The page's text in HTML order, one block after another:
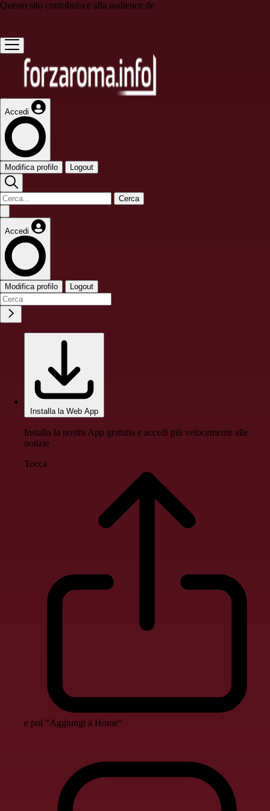
Questo sito contribuisce alla audience de
Accedi
Modifica profilo Logout
Cerca
Accedi
Modifica profilo Logout
Installa la Web App
Installa la nostra App gratuita e accedi più velocemente alle
notizie
Tocca
e poi "Aggiungi a Home"